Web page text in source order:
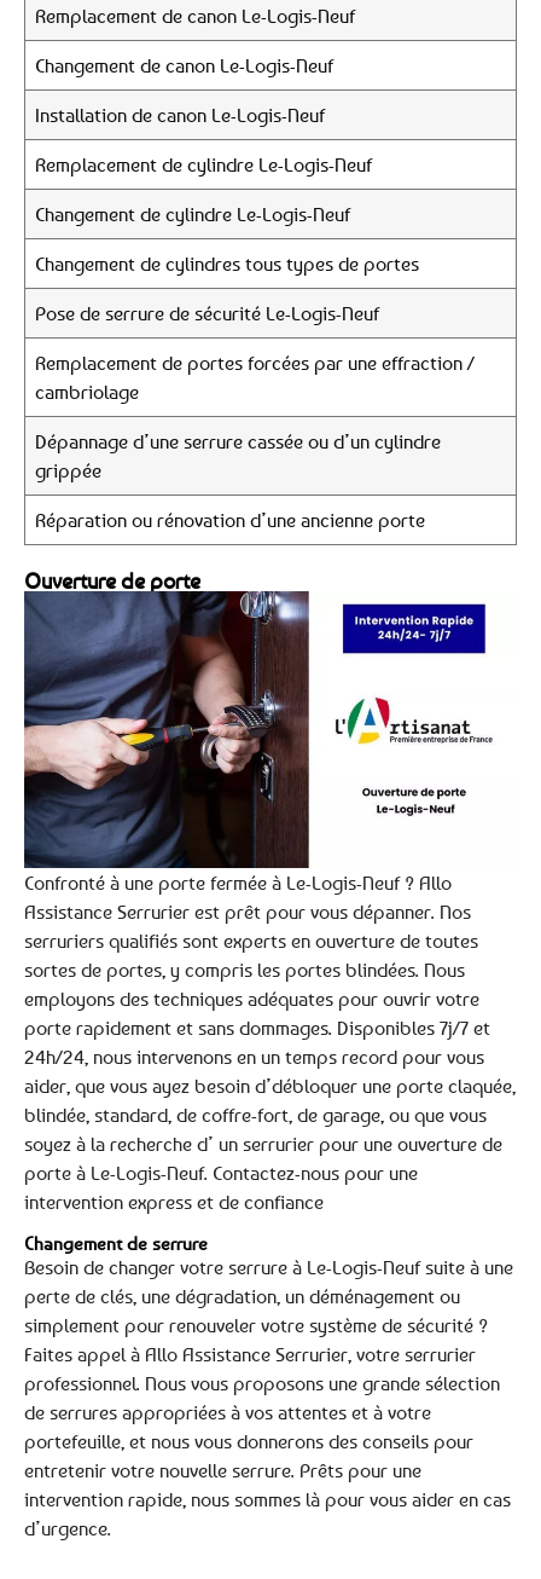
Remplacement de canon Le-Logis-Neuf
Changement de canon Le-Logis-Neuf
Installation de canon Le-Logis-Neuf
Remplacement de cylindre Le-Logis-Neuf
Changement de cylindre Le-Logis-Neuf
Changement de cylindres tous types de portes
Pose de serrure de sécurité Le-Logis-Neuf
Remplacement de portes forcées par une effraction /
cambriolage
Dépannage d’une serrure cassée ou d’un cylindre
grippée
Réparation ou rénovation d’une ancienne porte
Ouverture de porte
Confronté à une porte fermée à Le-Logis-Neuf ? Allo
Assistance Serrurier est prêt pour vous dépanner. Nos
serruriers qualifiés sont experts en ouverture de toutes
sortes de portes, y compris les portes blindées. Nous
employons des techniques adéquates pour ouvrir votre
porte rapidement et sans dommages. Disponibles 7j/7 et
24h/24, nous intervenons en un temps record pour vous
aider, que vous ayez besoin d’débloquer une porte claquée,
blindée, standard, de coffre-fort, de garage, ou que vous
soyez à la recherche d’ un serrurier pour une ouverture de
porte à Le-Logis-Neuf. Contactez-nous pour une
intervention express et de confiance
Changement de serrure
Besoin de changer votre serrure à Le-Logis-Neuf suite à une
perte de clés, une dégradation, un déménagement ou
simplement pour renouveler votre système de sécurité ?
Faites appel à Allo Assistance Serrurier, votre serrurier
professionnel. Nous vous proposons une grande sélection
de serrures appropriées à vos attentes et à votre
portefeuille, et nous vous donnerons des conseils pour
entretenir votre nouvelle serrure. Prêts pour une
intervention rapide, nous sommes là pour vous aider en cas
d’urgence.